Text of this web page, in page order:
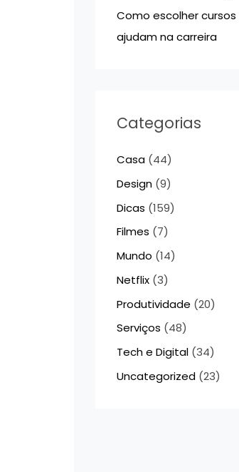
Como escolher
ajudam na carreira
Categorias
Casa(44)
Design(9)
Dicas (159)
Filmes (7)
Mundo (14)
Netflix(3)
Produtividade (20)
Serviços (48)
Tech e Digital(34)
Uncategorized(23)